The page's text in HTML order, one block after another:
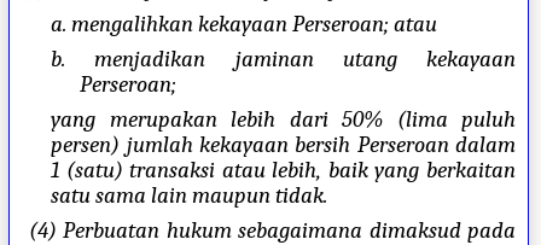
a. mengalihkan kekayaan Perseroan; atau
b. menjadikan jaminan utang kekayaan
Perseroan;
yang merupakan lebih dari 50% (lima puluh
persen) jumlah kekayaan bersih Perseroan dalam
1 (satu) transaksi atau lebih, baik yang berkaitan
satu sama lain maupun tidak.
(4) Perbuatan hukum sebagaimana dimaksud pada